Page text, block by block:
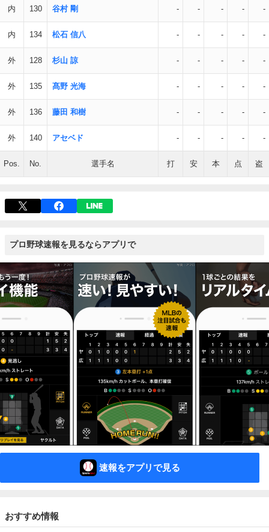
内 130 谷村 剛 - - - - -
内 134 松石 信八 - - - - -
外 128 杉山 諒 - - - - -
外 135 髙野 光海 - - - - -
外 136 藤田 和樹 - - - - -
外 140 アセベド - - - - -
Pos. No. 選手名 打 安 本 点 盗
プロ野球速報を見るならアプリで
速報をアプリで見る
おすすめ情報